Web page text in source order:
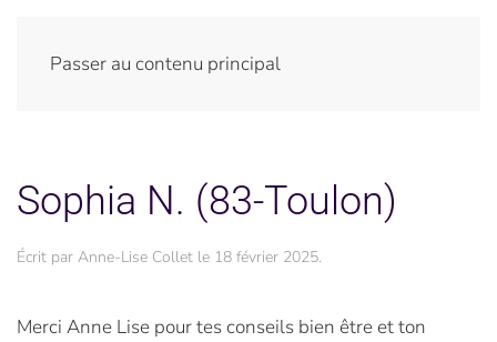
Passer au contenu principal
Sophia N. (83-Toulon)
Écrit par Anne-Lise Collet le 18 février 2025.
Merci Anne Lise pour tes conseils bien être et ton